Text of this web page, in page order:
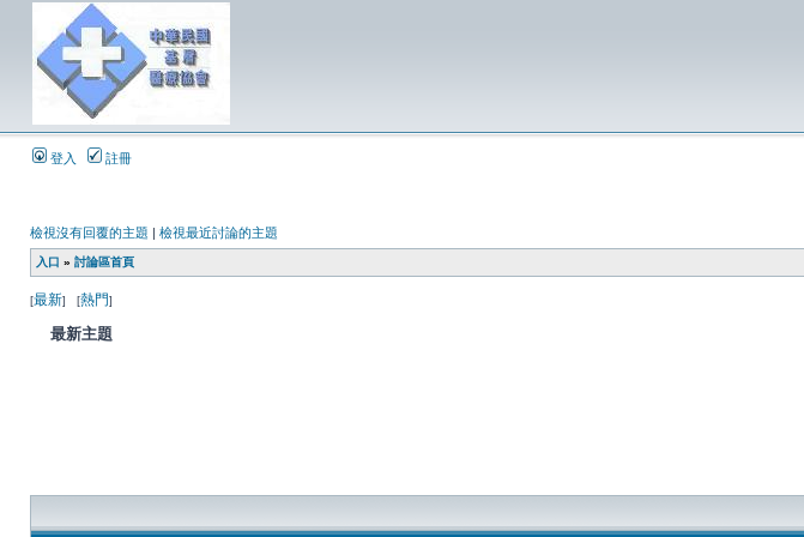
登入 註冊
檢視沒有回覆的主題 | 檢視最近討論的主題
入口 » 討論區首頁
[最新] [熱門]
最新主題